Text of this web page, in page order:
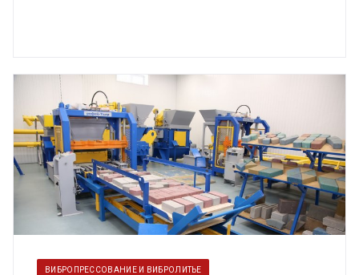
ВИБРОПРЕССОВАНИЕ И ВИБРОЛИТЬЕ